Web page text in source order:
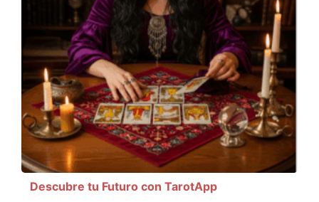
Descubre tu Futuro con TarotApp